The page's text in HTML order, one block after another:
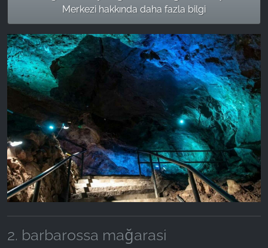
Merkezi hakkında daha fazla bilgi
2. barbarossa mağarasi